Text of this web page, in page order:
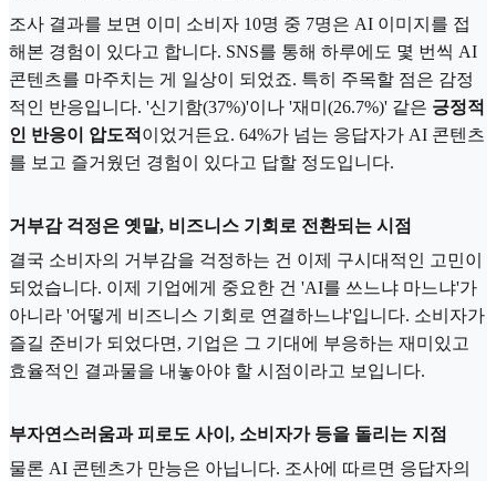
조사 결과를 보면 이미 소비자 10명 중 7명은 AI 이미지를 접
해본 경험이 있다고 합니다. SNS를 통해 하루에도 몇 번씩 AI
콘텐츠를 마주치는 게 일상이 되었죠. 특히 주목할 점은 감정
적인 반응입니다. '신기함(37%)'이나 '재미(26.7%)' 같은 긍정적
인 반응이 압도적 이었거든요. 64%가 넘는 응답자가 AI 콘텐츠
를 보고 즐거웠던 경험이 있다고 답할 정도입니다.
거부감 걱정은 옛말, 비즈니스 기회로 전환되는 시점
결국 소비자의 거부감을 걱정하는 건 이제 구시대적인 고민이
되었습니다. 이제 기업에게 중요한 건 'AI를 쓰느냐 마느냐'가
아니라 '어떻게 비즈니스 기회로 연결하느냐'입니다. 소비자가
즐길 준비가 되었다면, 기업은 그 기대에 부응하는 재미있고
효율적인 결과물을 내놓아야 할 시점이라고 보입니다.
부자연스러움과 피로도 사이, 소비자가 등을 돌리는 지점
물론 AI 콘텐츠가 만능은 아닙니다. 조사에 따르면 응답자의